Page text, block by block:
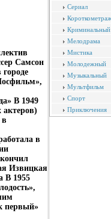
Самсон
В 1949
в
в
Извицкая
В 1955
первый»
Сериал
Криминальный
Мелодрама
Мистика
Молодежный
Музыкальный
Мультфильм
Спорт
Приключения